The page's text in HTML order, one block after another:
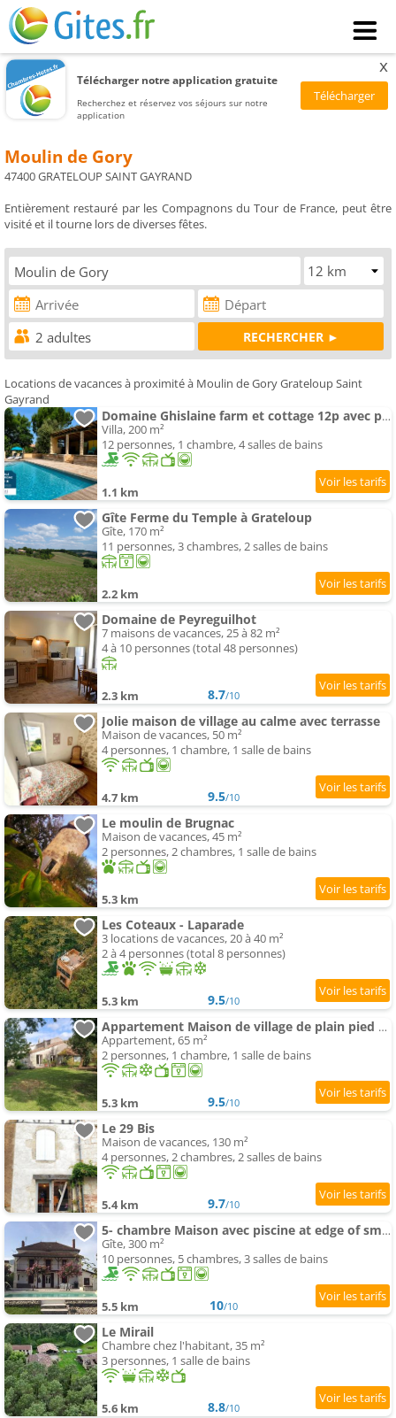
Télécharger notre application gratuite
Recherchez et réservez vos séjours sur notre
application
x
Moulin de Gory
47400 GRATELOUP SAINT GAYRAND
Entièrement restauré par les Compagnons du Tour de France, peut être
visité et il tourne lors de diverses fêtes.
Locations de vacances à proximité à Moulin de Gory Grateloup Saint
Gayrand
Domaine Ghislaine farm et cottage 12p avec piscine
Villa, 200 m²
12 personnes, 1 chambre, 4 salles de bains
1.1 km
Gîte Ferme du Temple à Grateloup
Gîte, 170 m²
11 personnes, 3 chambres, 2 salles de bains
2.2 km
Domaine de Peyreguilhot
7 maisons de vacances, 25 à 82 m²
4 à 10 personnes (total 48 personnes)
2.3 km 8.7/10
Jolie maison de village au calme avec terrasse
Maison de vacances, 50 m²
4 personnes, 1 chambre, 1 salle de bains
4.7 km 9.5/10
Le moulin de Brugnac
Maison de vacances, 45 m²
2 personnes, 2 chambres, 1 salle de bains
5.3 km
Les Coteaux - Laparade
3 locations de vacances, 20 à 40 m²
2 à 4 personnes (total 8 personnes)
5.3 km 9.5/10
Appartement Maison de village de plain pied sur jardin arboré
Appartement, 65 m²
2 personnes, 1 chambre, 1 salle de bains
5.3 km 9.5/10
Le 29 Bis
Maison de vacances, 130 m²
4 personnes, 2 chambres, 2 salles de bains
5.4 km 9.7/10
5- chambre Maison avec piscine at edge of small village
Gîte, 300 m²
10 personnes, 5 chambres, 3 salles de bains
5.5 km 10/10
Le Mirail
Chambre chez l'habitant, 35 m²
3 personnes, 1 salle de bains
5.6 km 8.8/10